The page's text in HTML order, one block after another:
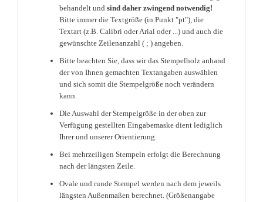
behandelt und sind daher zwingend notwendig!
Bitte immer die Textgröße (in Punkt "pt"), die
Textart (z.B. Calibri oder Arial oder ...) und auch die
gewünschte Zeilenanzahl ( ; ) angeben.
Bitte beachten Sie, dass wir das Stempelholz anhand
der von Ihnen gemachten Textangaben auswählen
und sich somit die Stempelgröße noch verändern
kann.
Die Auswahl der Stempelgröße in der oben zur
Verfügung gestellten Eingabemaske dient lediglich
Ihrer und unserer Orientierung.
Bei mehrzeiligen Stempeln erfolgt die Berechnung
nach der längsten Zeile.
Ovale und runde Stempel werden nach dem jeweils
längsten Außenmaßen berechnet. (Größenangabe